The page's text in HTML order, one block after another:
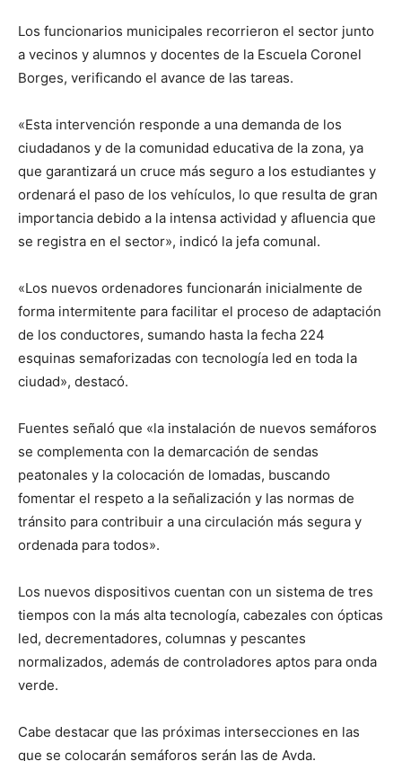
Los funcionarios municipales recorrieron el sector junto
a vecinos y alumnos y docentes de la Escuela Coronel
Borges, verificando el avance de las tareas.
«Esta intervención responde a una demanda de los
ciudadanos y de la comunidad educativa de la zona, ya
que garantizará un cruce más seguro a los estudiantes y
ordenará el paso de los vehículos, lo que resulta de gran
importancia debido a la intensa actividad y afluencia que
se registra en el sector», indicó la jefa comunal.
«Los nuevos ordenadores funcionarán inicialmente de
forma intermitente para facilitar el proceso de adaptación
de los conductores, sumando hasta la fecha 224
esquinas semaforizadas con tecnología led en toda la
ciudad», destacó.
Fuentes señaló que «la instalación de nuevos semáforos
se complementa con la demarcación de sendas
peatonales y la colocación de lomadas, buscando
fomentar el respeto a la señalización y las normas de
tránsito para contribuir a una circulación más segura y
ordenada para todos».
Los nuevos dispositivos cuentan con un sistema de tres
tiempos con la más alta tecnología, cabezales con ópticas
led, decrementadores, columnas y pescantes
normalizados, además de controladores aptos para onda
verde.
Cabe destacar que las próximas intersecciones en las
que se colocarán semáforos serán las de Avda.